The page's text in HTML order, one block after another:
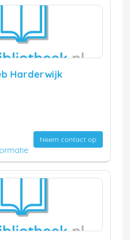
Harderwijk
Neem contact op